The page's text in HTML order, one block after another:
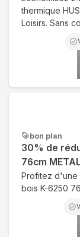
thermique
Loisirs. Sans
bon plan
30% de
76cm
Profitez d'une
bois K-6250